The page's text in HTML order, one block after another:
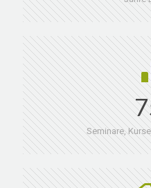
Seminare,